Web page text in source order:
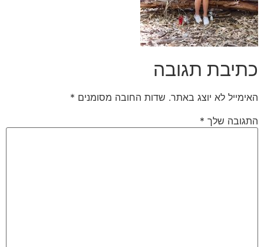
כתיבת תגובה
האימייל לא יוצג באתר. שדות החובה מסומנים *
התגובה שלך *